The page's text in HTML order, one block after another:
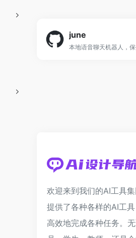
june
欢迎来到我们的AI工具
提供了各种各样的AI工
高效地完成各种任务。